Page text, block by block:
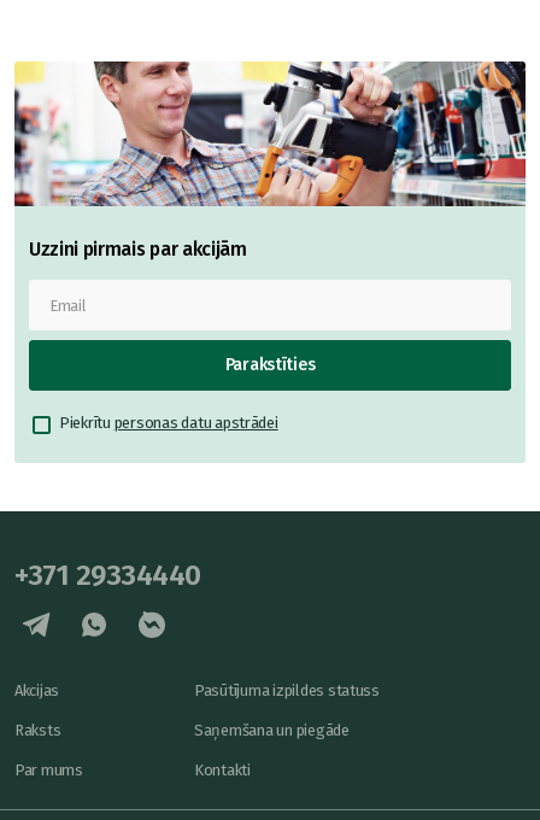
Uzzini pirmais par akcijām
Parakstīties
Piekrītu personas datu apstrādei
+371 29334440
Akcijas
Raksts
Par mums
Pasūtījuma izpildes statuss
Saņemšana un piegāde
Kontakti